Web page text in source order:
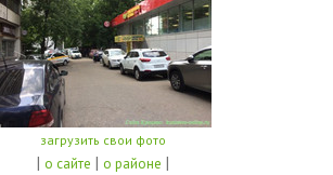
загрузить свои фото
| о сайте | о районе |